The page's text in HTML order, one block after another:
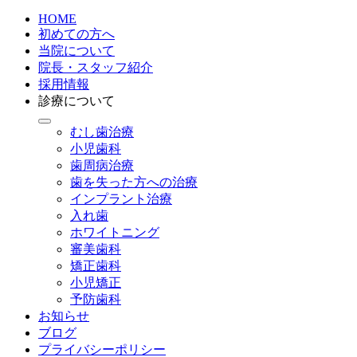
HOME
初めての方へ
当院について
院長・スタッフ紹介
採用情報
診療について
むし歯治療
小児歯科
歯周病治療
歯を失った方への治療
インプラント治療
入れ歯
ホワイトニング
審美歯科
矯正歯科
小児矯正
予防歯科
お知らせ
ブログ
プライバシーポリシー